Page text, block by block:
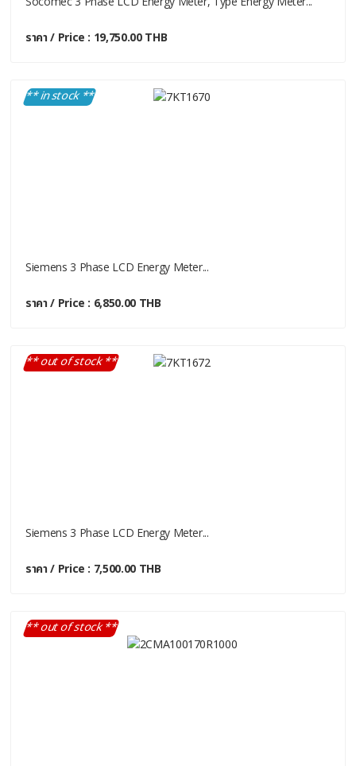
ราคา / Price : 19,750.00 THB
** in stock **
Siemens 3 Phase LCD Energy Meter...
ราคา / Price : 6,850.00 THB
** out of stock **
Siemens 3 Phase LCD Energy Meter...
ราคา / Price : 7,500.00 THB
** out of stock **